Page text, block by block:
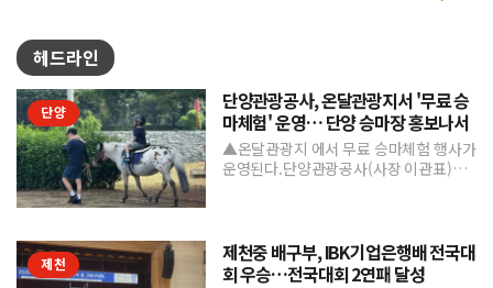
헤드라인
단양
단양관광공사, 온달관광지서 '무료 승
마체험' 운영… 단양 승마장 홍보나서
▲온달관광지 에서 무료 승마체험 행사가
운영된다.단양관광공사(사장 이관표)가
제천
제천중 배구부, IBK기업은행배 전국대
회 우승…전국대회 2연패 달성